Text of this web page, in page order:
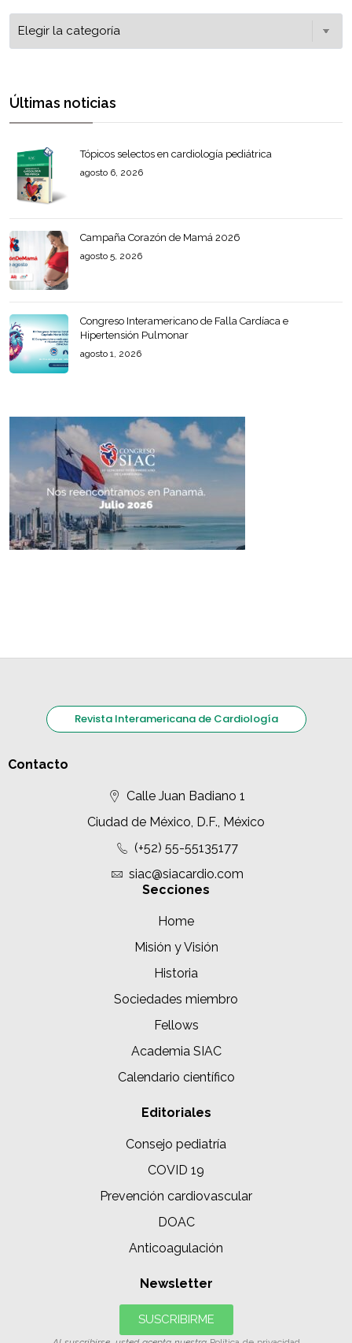
Últimas noticias
Tópicos selectos en cardiología pediátrica
agosto 6, 2026
Campaña Corazón de Mamá 2026
agosto 5, 2026
Congreso Interamericano de Falla Cardíaca e
Hipertensión Pulmonar
agosto 1, 2026
Revista Interamericana de Cardiología
Contacto
Calle Juan Badiano 1
Ciudad de México, D.F., México
(+52) 55-55135177
siac@siacardio.com
Secciones
Home
Misión y Visión
Historia
Sociedades miembro
Fellows
Academia SIAC
Calendario científico
Editoriales
Consejo pediatría
COVID 19
Prevención cardiovascular
DOAC
Anticoagulación
Newsletter
SUSCRIBIRME